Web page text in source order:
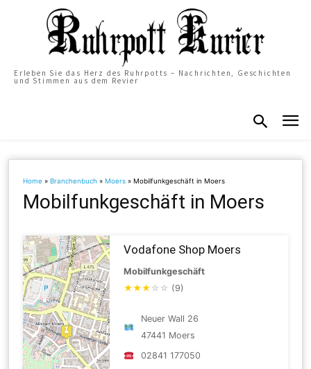
Erleben Sie das Herz des Ruhrpotts – Nachrichten, Geschichten
und Stimmen aus dem Revier
Home »Branchenbuch »Moers »Mobilfunkgeschäft in Moers
Mobilfunkgeschäft in Moers
Vodafone Shop Moers
Mobilfunkgeschäft
★★★ ☆ ☆ (9)
Neuer Wall 26
47441 Moers
02841 177050